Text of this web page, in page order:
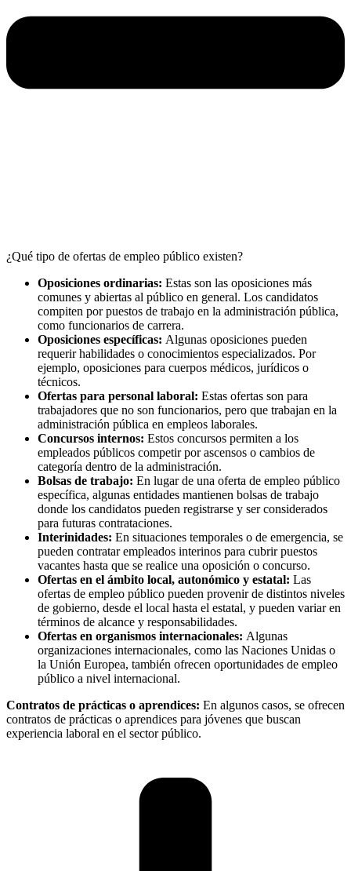
¿Qué tipo de ofertas de empleo público existen?
Oposiciones ordinarias: Estas son las oposiciones más
comunes y abiertas al público en general. Los candidatos
compiten por puestos de trabajo en la administración pública,
como funcionarios de carrera.
Oposiciones específicas: Algunas oposiciones pueden
requerir habilidades o conocimientos especializados. Por
ejemplo, oposiciones para cuerpos médicos, jurídicos o
técnicos.
Ofertas para personal laboral: Estas ofertas son para
trabajadores que no son funcionarios, pero que trabajan en la
administración pública en empleos laborales.
Concursos internos: Estos concursos permiten a los
empleados públicos competir por ascensos o cambios de
categoría dentro de la administración.
Bolsas de trabajo: En lugar de una oferta de empleo público
específica, algunas entidades mantienen bolsas de trabajo
donde los candidatos pueden registrarse y ser considerados
para futuras contrataciones.
Interinidades: En situaciones temporales o de emergencia, se
pueden contratar empleados interinos para cubrir puestos
vacantes hasta que se realice una oposición o concurso.
Ofertas en el ámbito local, autonómico y estatal: Las
ofertas de empleo público pueden provenir de distintos niveles
de gobierno, desde el local hasta el estatal, y pueden variar en
términos de alcance y responsabilidades.
Ofertas en organismos internacionales: Algunas
organizaciones internacionales, como las Naciones Unidas o
la Unión Europea, también ofrecen oportunidades de empleo
público a nivel internacional.
Contratos de prácticas o aprendices: En algunos casos, se ofrecen
contratos de prácticas o aprendices para jóvenes que buscan
experiencia laboral en el sector público.